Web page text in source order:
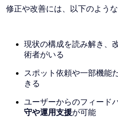
修正や改善には、以下のよう
現状の構成を読み解き、
術者がいる
スポット依頼や一部機能
きる
ユーザーからのフィード
守や運用支援が可能